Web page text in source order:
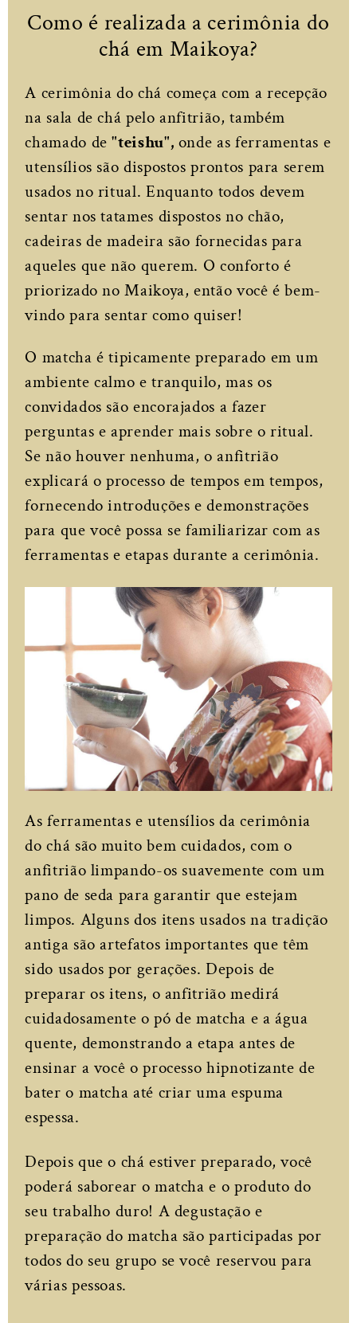
Como é realizada a cerimônia do
chá em Maikoya?
A cerimônia do chá começa com a recepção
na sala de chá pelo anfitrião, também
chamado de"teishu", onde as ferramentas e
utensílios são dispostos prontos para serem
usados no ritual. Enquanto todos devem
sentar nos tatames dispostos no chão,
cadeiras de madeira são fornecidas para
aqueles que não querem. O conforto é
priorizado no Maikoya, então você é bem-
vindo para sentar como quiser!
O matcha é tipicamente preparado em um
ambiente calmo e tranquilo, mas os
convidados são encorajados a fazer
perguntas e aprender mais sobre o ritual.
Se não houver nenhuma, o anfitrião
explicará o processo de tempos em tempos,
fornecendo introduções e demonstrações
para que você possa se familiarizar com as
ferramentas e etapas durante a cerimônia.
As ferramentas e utensílios da cerimônia
do chá são muito bem cuidados, com o
anfitrião limpando-os suavemente com um
pano de seda para garantir que estejam
limpos. Alguns dos itens usados na tradição
antiga são artefatos importantes que têm
sido usados por gerações. Depois de
preparar os itens, o anfitrião medirá
cuidadosamente o pó de matcha e a água
quente, demonstrando a etapa antes de
ensinar a você o processo hipnotizante de
bater o matcha até criar uma espuma
espessa.
Depois que o chá estiver preparado, você
poderá saborear o matcha e o produto do
seu trabalho duro! A degustação e
preparação do matcha são participadas por
todos do seu grupo se você reservou para
várias pessoas.